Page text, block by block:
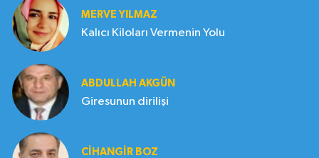
MERVE YILMAZ
Kalıcı Kiloları Vermenin Yolu
ABDULLAH AKGÜN
Giresunun dirilişi
CIHANGIR BOZ